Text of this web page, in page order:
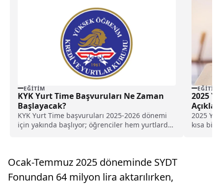
EĞITIM
KYK Yurt Time Başvuruları Ne Zaman
Başlayacak?
KYK Yurt Time başvuruları 2025-2026 dönemi
için yakında başlıyor; öğrenciler hem yurtlarda
EĞITIM
2025
2025
kısa bir
Ocak-Temmuz 2025 döneminde SYDT
Fonundan 64 milyon lira aktarılırken,